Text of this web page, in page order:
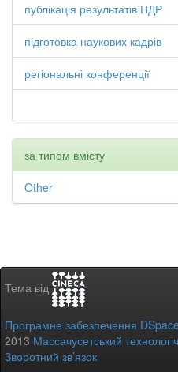
публікація результатів НДР
підготовка наукових кадрів
регіональні конференції
за типом вмісту
Other
Тема від
Програмне забезпечення DSpace
2013 Массачусетський
Зворотний зв’язок